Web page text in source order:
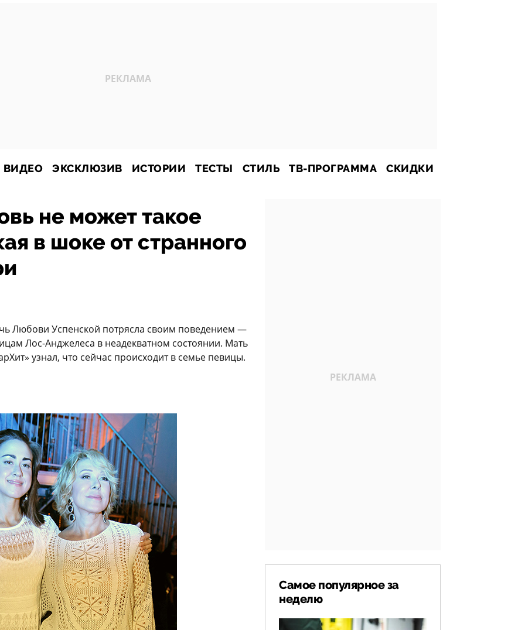
ВИДЕО ЭКСКЛЮЗИВ ИСТОРИИ ТЕСТЫ СТИЛЬ ТВ-ПРОГРАММА СКИДКИ
не может такое
в шоке от странного
Любови Успенской потрясла своим поведением —
Лос-Анджелеса в неадекватном состоянии. Мать
узнал, что сейчас происходит в семье певицы.
Самое популярное за
неделю